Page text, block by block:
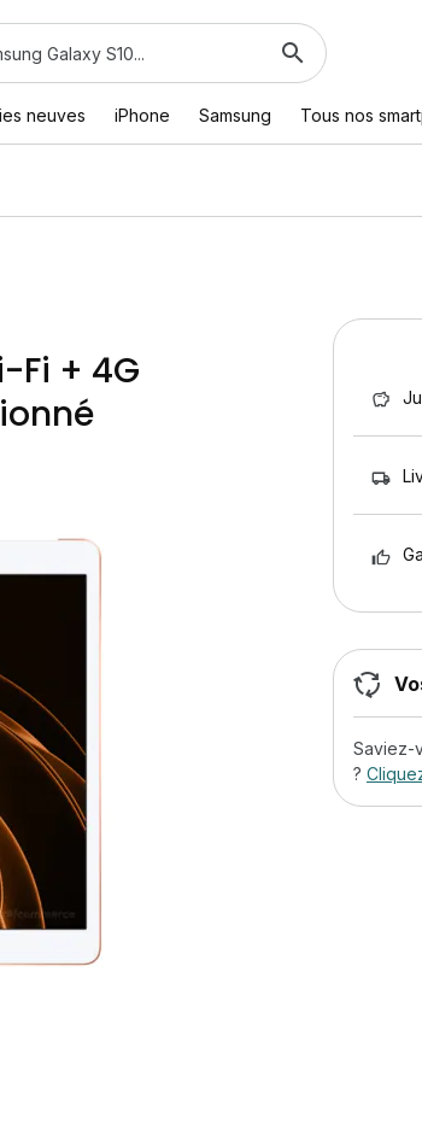
neuves iPhone Samsung Tous nos
Fi + 4G
Saviez-
?